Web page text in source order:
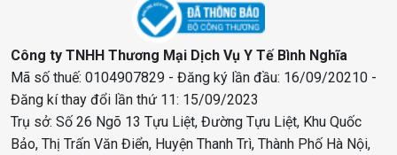
Công ty TNHH Thương Mại Dịch Vụ Y Tế Bình Nghĩa
Mã số thuế: 0104907829 - Đăng ký lần đầu: 16/09/20210 -
Đăng kí thay đổi lần thứ 11: 15/09/2023
Trụ sở: Số 26 Ngõ 13 Tựu Liệt, Đường Tựu Liệt, Khu Quốc
Bảo, Thị Trấn Văn Điển, Huyện Thanh Trì, Thành Phố Hà Nội,